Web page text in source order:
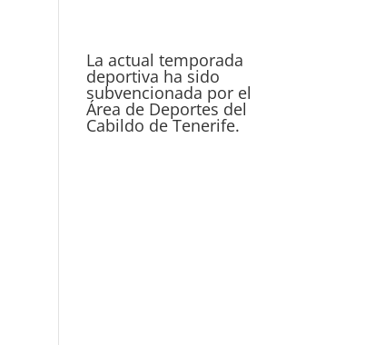
La actual temporada
deportiva ha sido
subvencionada por el
Área de Deportes del
Cabildo de Tenerife.